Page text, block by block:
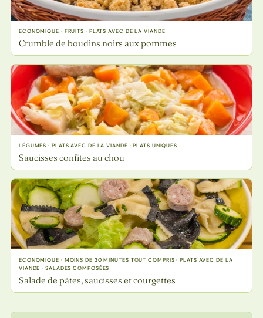
ECONOMIQUE · FRUITS · PLATS AVEC DE LA VIANDE
Crumble de boudins noirs aux pommes
LÉGUMES · PLATS AVEC DE LA VIANDE · PLATS UNIQUES
Saucisses confites au chou
ECONOMIQUE · MOINS DE 30 MINUTES TOUT COMPRIS · PLATS AVEC DE LA
VIANDE · SALADES COMPOSÉES
Salade de pâtes, saucisses et courgettes